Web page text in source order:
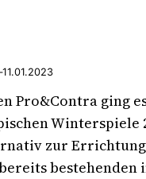
11.01.2023
Pro&Contra ging
Winterspiele
zur